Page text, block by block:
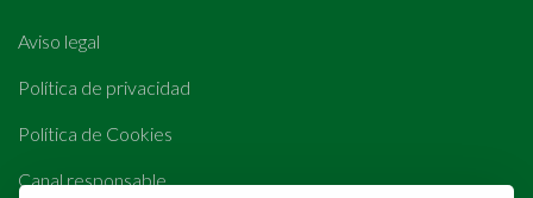
Aviso legal
Política de privacidad
Política de Cookies
Canal responsable